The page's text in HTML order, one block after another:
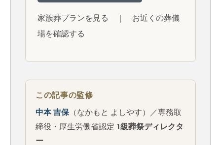
家族葬プランを見る
お近くの葬儀
場を確認する
この記事の監修
中本 吉保 （なかもと よしやす）／専務取
締役・厚生労働省認定 1級葬祭ディレクタ
ー